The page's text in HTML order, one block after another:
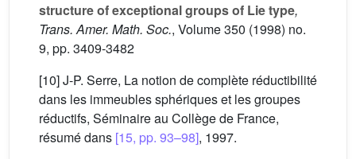
structure of exceptional groups of Lie type,
Trans. Amer. Math. Soc., Volume 350 (1998) no.
9, pp. 3409-3482
[10] J-P. Serre, La notion de complète réductibilité
dans les immeubles sphériques et les groupes
réductifs, Séminaire au Collège de France,
résumé dans [15, pp. 93–98], 1997.